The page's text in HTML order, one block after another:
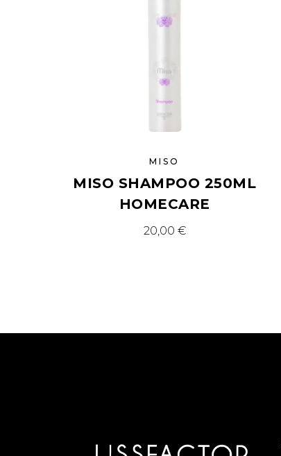
MISO
MISO SHAMPOO 250ML
HOMECARE
20,00 €